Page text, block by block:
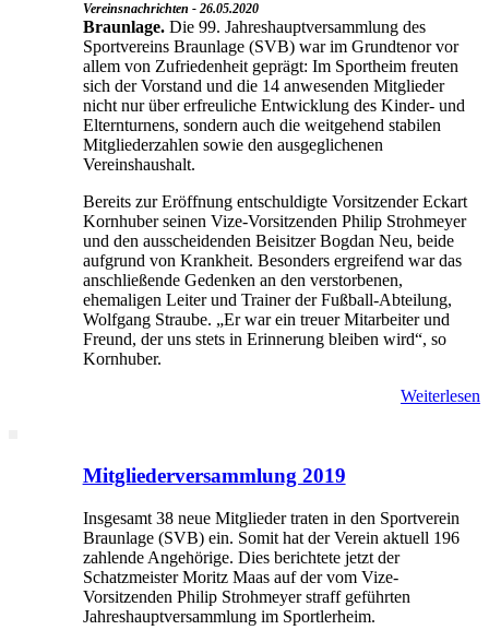
Vereinsnachrichten - 26.05.2020
Braunlage. Die 99. Jahreshauptversammlung des
Sportvereins Braunlage (SVB) war im Grundtenor vor
allem von Zufriedenheit geprägt: Im Sportheim freuten
sich der Vorstand und die 14 anwesenden Mitglieder
nicht nur über erfreuliche Entwicklung des Kinder- und
Elternturnens, sondern auch die weitgehend stabilen
Mitgliederzahlen sowie den ausgeglichenen
Vereinshaushalt.
Bereits zur Eröffnung entschuldigte Vorsitzender Eckart
Kornhuber seinen Vize-Vorsitzenden Philip Strohmeyer
und den ausscheidenden Beisitzer Bogdan Neu, beide
aufgrund von Krankheit. Besonders ergreifend war das
anschließende Gedenken an den verstorbenen,
ehemaligen Leiter und Trainer der Fußball-Abteilung,
Wolfgang Straube. „Er war ein treuer Mitarbeiter und
Freund, der uns stets in Erinnerung bleiben wird“, so
Kornhuber.
Weiterlesen
Mitgliederversammlung 2019
Insgesamt 38 neue Mitglieder traten in den Sportverein
Braunlage (SVB) ein. Somit hat der Verein aktuell 196
zahlende Angehörige. Dies berichtete jetzt der
Schatzmeister Moritz Maas auf der vom Vize-
Vorsitzenden Philip Strohmeyer straff geführten
Jahreshauptversammlung im Sportlerheim.